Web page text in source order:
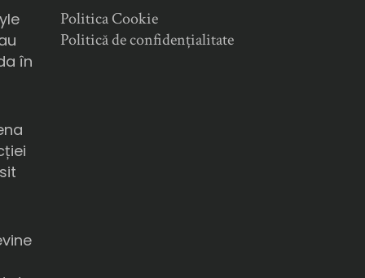
în
Politica Cookie
Politică de confidențialitate